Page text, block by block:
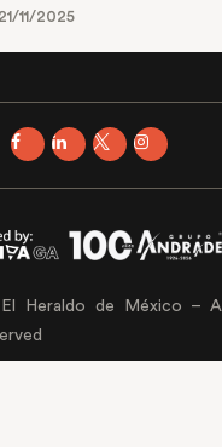
21/11/2025
Heraldo de México – All